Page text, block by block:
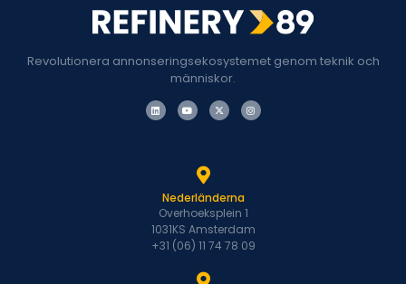
Revolutionera annonseringsekosystemet genom teknik och
människor.
Nederländerna
Overhoeksplein 1
1031KS Amsterdam
+31 (06) 11 74 78 09